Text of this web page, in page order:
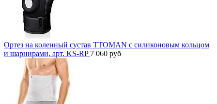
Ортез на коленный сустав TTOMAN с силиконовым кольцом
и шарнирами, арт. KS-RP 7 060 руб